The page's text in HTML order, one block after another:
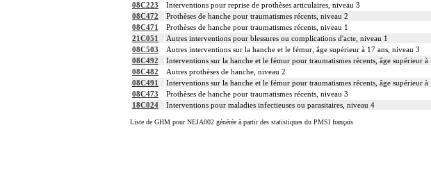
08C223
Interventions pour reprise de prothèses articulaires, niveau 3
08C472
Prothèses de hanche pour traumatismes récents, niveau 2
08C471
Prothèses de hanche pour traumatismes récents, niveau 1
21C051
Autres interventions pour blessures ou complications d'acte, niveau 1
08C503
Autres interventions sur la hanche et le fémur, âge supérieur à 17 ans, niveau 3
08C492
Interventions sur la hanche et le fémur pour traumatismes récents, âge supérieur à
08C482
Autres prothèses de hanche, niveau 2
08C491
Interventions sur la hanche et le fémur pour traumatismes récents, âge supérieur à
08C473
Prothèses de hanche pour traumatismes récents, niveau 3
18C024
Interventions pour maladies infectieuses ou parasitaires, niveau 4
Liste de GHM pour NEJA002 générée à partir des statistiques du PMSI français